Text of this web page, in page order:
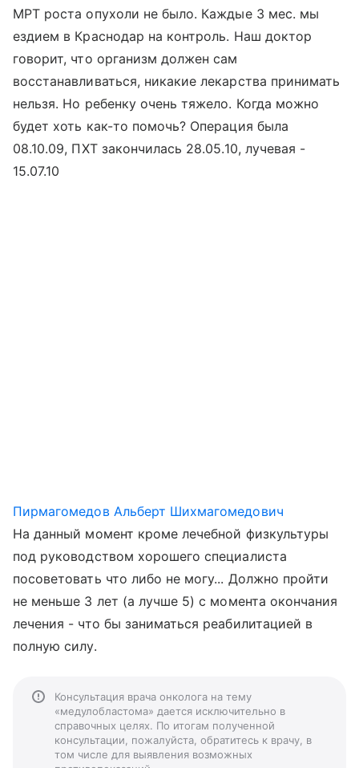
МРТ роста опухоли не было. Каждые 3 мес. мы
ездием в Краснодар на контроль. Наш доктор
говорит, что организм должен сам
восстанавливаться, никакие лекарства принимать
нельзя. Но ребенку очень тяжело. Когда можно
будет хоть как-то помочь? Операция была
08.10.09, ПХТ закончилась 28.05.10, лучевая -
15.07.10
Пирмагомедов Альберт Шихмагомедович
На данный момент кроме лечебной физкультуры
под руководством хорошего специалиста
посоветовать что либо не могу... Должно пройти
не меньше 3 лет (а лучше 5) с момента окончания
лечения - что бы заниматься реабилитацией в
полную силу.
Консультация врача онколога на тему
«медулобластома» дается исключительно в
справочных целях. По итогам полученной
консультации, пожалуйста, обратитесь к врачу, в
том числе для выявления возможных